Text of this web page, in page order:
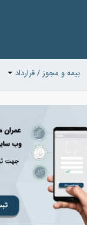
بیمه و مجوز / قرارداد